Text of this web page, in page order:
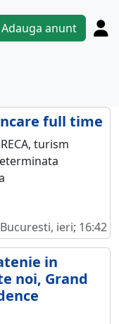
Adauga anunt
full time
turism
Bucuresti, ieri; 16:42
in
noi, Grand